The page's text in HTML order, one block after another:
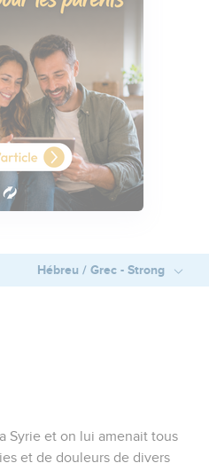
Hébreu / Grec - Strong
Syrie et on lui amenait tous
et de douleurs de divers